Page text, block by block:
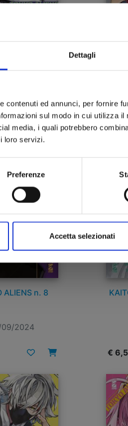
Dettagli
contenuti ed annunci, per fornire
sul modo in cui utilizza
media, i quali potrebbero
loro servizi.
Preferenze
Accetta selezionati
€
ALIENS n. 8
2024
€